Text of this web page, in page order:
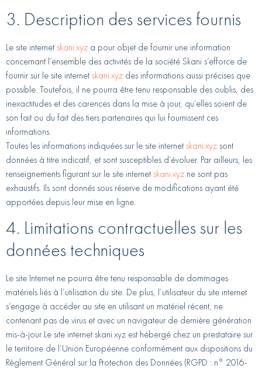
3. Description des services fournis
Le site internet skani.xyz a pour objet de fournir une information
concernant l’ensemble des activités de la société Skani s’efforce de
fournir sur le site internet skani.xyz des informations aussi précises que
possible. Toutefois, il ne pourra être tenu responsable des oublis, des
inexactitudes et des carences dans la mise à jour, qu’elles soient de
son fait ou du fait des tiers partenaires qui lui fournissent ces
informations.
Toutes les informations indiquées sur le site internet skani.xyz sont
données à titre indicatif, et sont susceptibles d’évoluer. Par ailleurs, les
renseignements figurant sur le site internet skani.xyz ne sont pas
exhaustifs. Ils sont donnés sous réserve de modifications ayant été
apportées depuis leur mise en ligne.
4. Limitations contractuelles sur les
données techniques
Le site Internet ne pourra être tenu responsable de dommages
matériels liés à l’utilisation du site. De plus, l’utilisateur du site internet
s’engage à accéder au site en utilisant un matériel récent, ne
contenant pas de virus et avec un navigateur de dernière génération
mis-à-jour Le site internet skani.xyz est hébergé chez un prestataire sur
le territoire de l’Union Européenne conformément aux dispositions du
Règlement Général sur la Protection des Données (RGPD : n° 2016-